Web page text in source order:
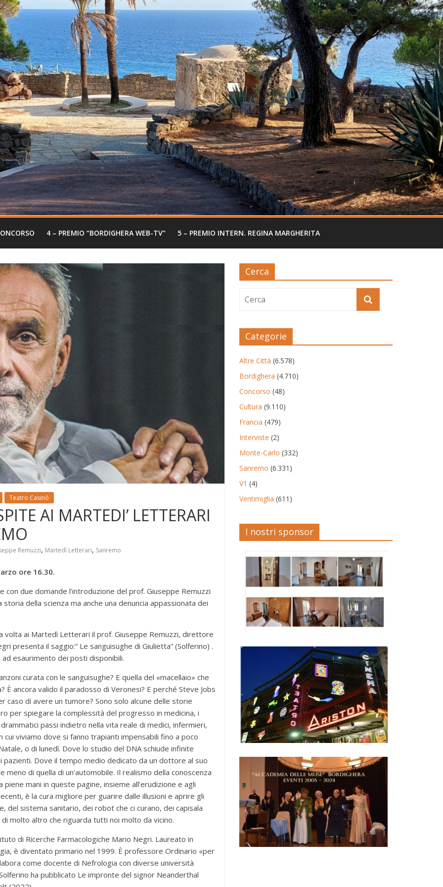
4 – PREMIO “BORDIGHERA WEB-TV” 5 – PREMIO INTERN. REGINA MARGHERITA
Teatro Casinò
AI MARTEDI’ LETTERARI
Remuzzi, Martedì Letterari, Sanremo
ore 16.30.
con due domande l’introduzione del prof. Giuseppe Remuzzi
della scienza ma anche una denuncia appassionata dei
volta ai Martedì Letterari il prof. Giuseppe Remuzzi, direttore
presenta il saggio:” Le sanguisughe di Giulietta” (Solferino) .
esaurimento dei posti disponibili.
curata con le sanguisughe? E quella del «macellaio» che
È ancora valido il paradosso di Veronesi? E perché Steve Jobs
di avere un tumore? Sono solo alcune delle storie
per spiegare la complessità del progresso in medicina, i
passi indietro nella vita reale di medici, infermieri,
viviamo dove si fanno trapianti impensabili fino a poco
o di lunedì. Dove lo studio del DNA schiude infinite
Dove il tempo medio dedicato da un dottore al suo
di quella di un’automobile. Il realismo della conoscenza
mani in queste pagine, insieme all’erudizione e agli
è la cura migliore per guarire dalle illusioni e aprire gli
del sistema sanitario, dei robot che ci curano, dei capisala
molto altro che riguarda tutti noi molto da vicino.
di Ricerche Farmacologiche Mario Negri. Laureato in
è diventato primario nel 1999. È professore Ordinario «per
come docente di Nefrologia con diverse università
ha pubblicato Le impronte del signor Neanderthal
Cerca
Categorie
Altre Città (6.578)
Bordighera (4.710)
Concorso (48)
Cultura (9.110)
Francia (479)
Interviste (2)
Monte-Carlo (332)
Sanremo (6.331)
V1 (4)
Ventimiglia (611)
I nostri sponsor